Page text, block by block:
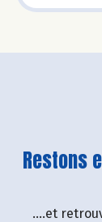
Restons
....et